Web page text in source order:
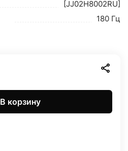
[JJ02H8002RU]
180 Гц
В корзину